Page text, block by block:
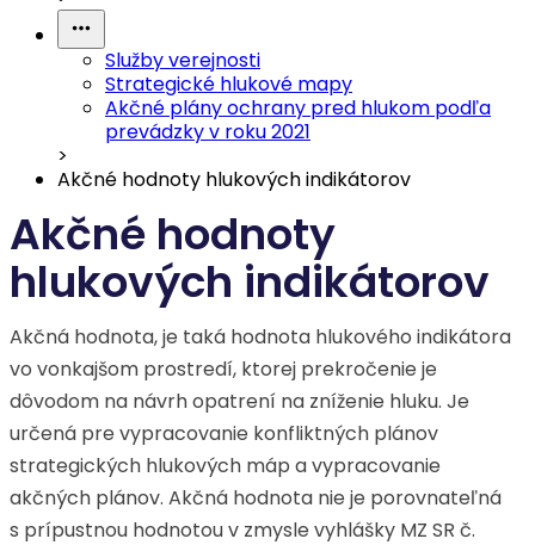
Služby verejnosti
Strategické hlukové mapy
Akčné plány ochrany pred hlukom podľa
prevádzky v roku 2021
>
Akčné hodnoty hlukových indikátorov
Akčné hodnoty
hlukových indikátorov
Akčná hodnota, je taká hodnota hlukového indikátora
vo vonkajšom prostredí, ktorej prekročenie je
dôvodom na návrh opatrení na zníženie hluku. Je
určená pre vypracovanie konfliktných plánov
strategických hlukových máp a vypracovanie
akčných plánov. Akčná hodnota nie je porovnateľná
s prípustnou hodnotou v zmysle vyhlášky MZ SR č.